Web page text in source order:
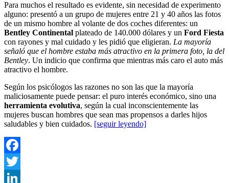
Para muchos el resultado es evidente, sin necesidad de experimento
alguno: presentó a un grupo de mujeres entre 21 y 40 años las fotos
de un mismo hombre al volante de dos coches diferentes: un
Bentley Continental plateado de 140.000 dólares y un Ford Fiesta
con rayones y mal cuidado y les pidió que eligieran. La mayoría
señaló que el hombre estaba más atractivo en la primera foto, la del
Bentley. Un indicio que confirma que mientras más caro el auto más
atractivo el hombre.
Según los psicólogos las razones no son las que la mayoría
maliciosamente puede pensar: el puro interés económico, sino una
herramienta evolutiva, según la cual inconscientemente las
mujeres buscan hombres que sean mas propensos a darles hijos
saludables y bien cuidados. [seguir leyendo]
Facebook
Twitter